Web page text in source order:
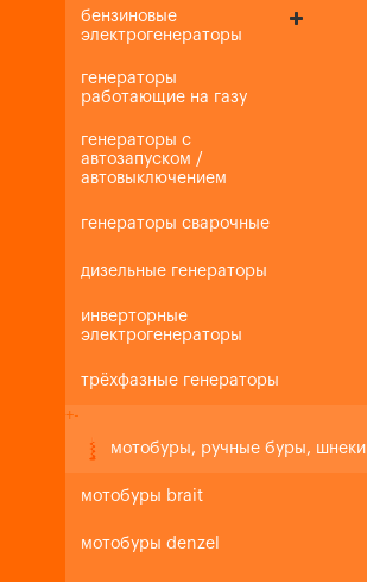
бензиновые
электрогенераторы
генераторы
работающие на газу
генераторы с
автозапуском /
автовыключением
генераторы сварочные
дизельные генераторы
инверторные
электрогенераторы
трёхфазные генераторы
+-
мотобуры, ручные буры, шнеки
мотобуры brait
мотобуры denzel